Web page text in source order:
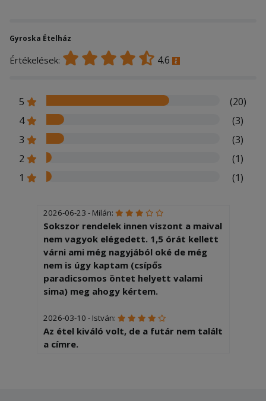
Gyroska Ételház
Értékelések: 4.6
5
(20)
4
(3)
3
(3)
2
(1)
1
(1)
2026-06-23 - Milán:
Sokszor rendelek innen viszont a maival
nem vagyok elégedett. 1,5 órát kellett
várni ami még nagyjából oké de még
nem is úgy kaptam (csípős
paradicsomos öntet helyett valami
sima) meg ahogy kértem.
2026-03-10 - István:
Az étel kiváló volt, de a futár nem talált
a címre.